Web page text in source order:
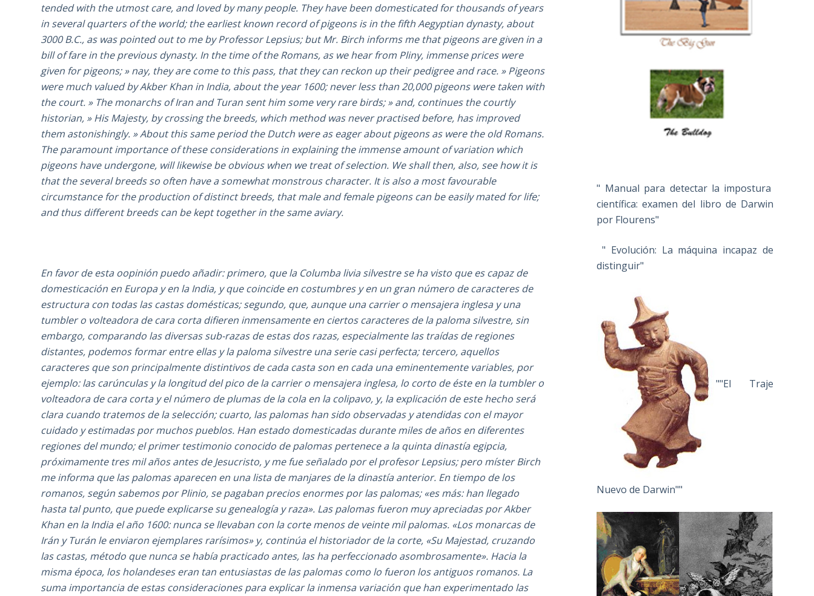
tended with the utmost care, and loved by many people. They have been domesticated for thousands of years
in several quarters of the world; the earliest known record of pigeons is in the fifth Aegyptian dynasty, about
3000 B.C., as was pointed out to me by Professor Lepsius; but Mr. Birch informs me that pigeons are given in a
bill of fare in the previous dynasty. In the time of the Romans, as we hear from Pliny, immense prices were
given for pigeons; » nay, they are come to this pass, that they can reckon up their pedigree and race. » Pigeons
were much valued by Akber Khan in India, about the year 1600; never less than 20,000 pigeons were taken with
the court. » The monarchs of Iran and Turan sent him some very rare birds; » and, continues the courtly
historian, » His Majesty, by crossing the breeds, which method was never practised before, has improved
them astonishingly. » About this same period the Dutch were as eager about pigeons as were the old Romans.
The paramount importance of these considerations in explaining the immense amount of variation which
pigeons have undergone, will likewise be obvious when we treat of selection. We shall then, also, see how it is
that the several breeds so often have a somewhat monstrous character. It is also a most favourable
circumstance for the production of distinct breeds, that male and female pigeons can be easily mated for life;
and thus different breeds can be kept together in the same aviary.
En favor de esta oopinión puedo añadir: primero, que la Columba livia silvestre se ha visto que es capaz de
domesticación en Europa y en la India, y que coincide en costumbres y en un gran número de caracteres de
estructura con todas las castas domésticas; segundo, que, aunque una carrier o mensajera inglesa y una
tumbler o volteadora de cara corta difieren inmensamente en ciertos caracteres de la paloma silvestre, sin
embargo, comparando las diversas sub-razas de estas dos razas, especialmente las traídas de regiones
distantes, podemos formar entre ellas y la paloma silvestre una serie casi perfecta; tercero, aquellos
caracteres que son principalmente distintivos de cada casta son en cada una eminentemente variables, por
ejemplo: las carúnculas y la longitud del pico de la carrier o mensajera inglesa, lo corto de éste en la tumbler o
volteadora de cara corta y el número de plumas de la cola en la colipavo, y, la explicación de este hecho será
clara cuando tratemos de la selección; cuarto, las palomas han sido observadas y atendidas con el mayor
cuidado y estimadas por muchos pueblos. Han estado domesticadas durante miles de años en diferentes
regiones del mundo; el primer testimonio conocido de palomas pertenece a la quinta dinastía egipcia,
próximamente tres mil años antes de Jesucristo, y me fue señalado por el profesor Lepsius; pero míster Birch
me informa que las palomas aparecen en una lista de manjares de la dinastía anterior. En tiempo de los
romanos, según sabemos por Plinio, se pagaban precios enormes por las palomas; «es más: han llegado
hasta tal punto, que puede explicarse su genealogía y raza». Las palomas fueron muy apreciadas por Akber
Khan en la India el año 1600: nunca se llevaban con la corte menos de veinte mil palomas. «Los monarcas de
Irán y Turán le enviaron ejemplares rarísimos» y, continúa el historiador de la corte, «Su Majestad, cruzando
las castas, método que nunca se había practicado antes, las ha perfeccionado asombrosamente». Hacia la
misma época, los holandeses eran tan entusiastas de las palomas como lo fueron los antiguos romanos. La
suma importancia de estas consideraciones para explicar la inmensa variación que han experimentado las
" Manual para detectar la impostura
científica: examen del libro de Darwin
por Flourens"
" Evolución: La máquina incapaz de
distinguir"
""El Traje
Nuevo de Darwin""